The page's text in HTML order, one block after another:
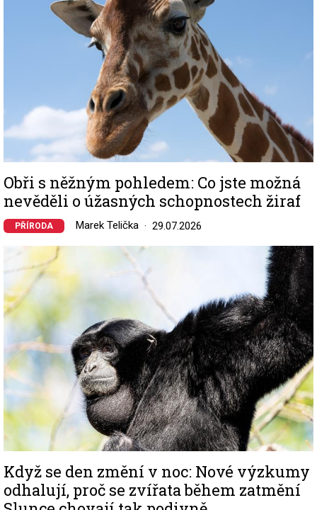
Obři s něžným pohledem: Co jste možná
nevěděli o úžasných schopnostech žiraf
PŘÍRODA Marek Telička 29.07.2026
Image
Když se den změní v noc: Nové výzkumy
odhalují, proč se zvířata během zatmění